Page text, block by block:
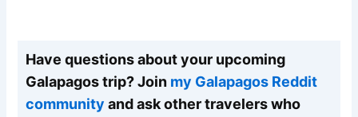
Have questions about your upcoming
Galapagos trip? Join my Galapagos Reddit
community and ask other travelers who